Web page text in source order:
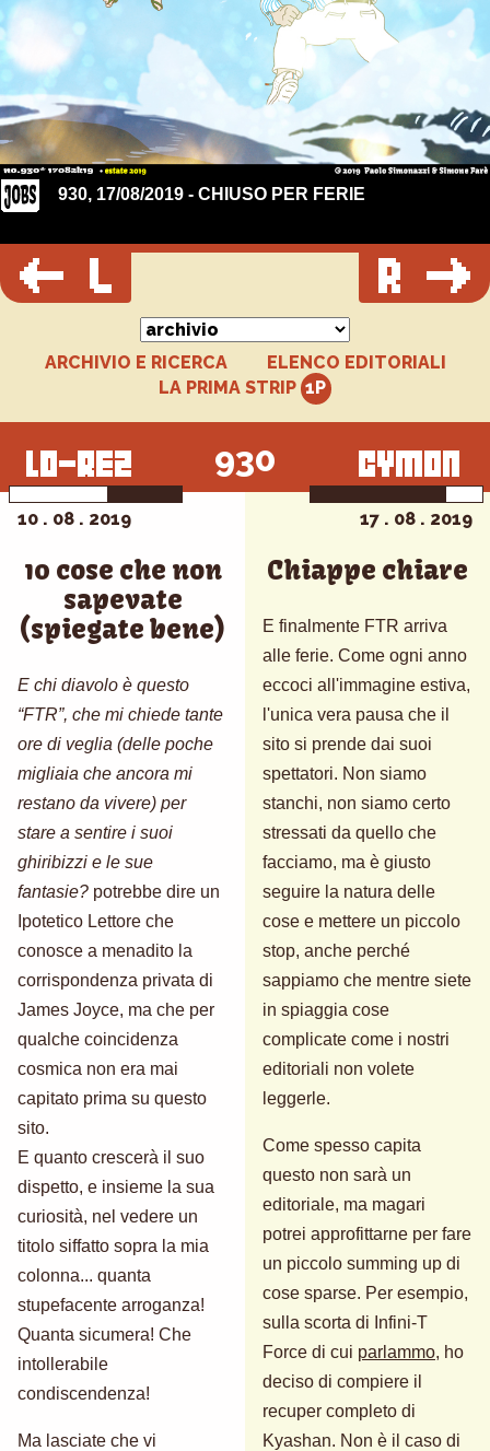
930, 17/08/2019 - CHIUSO PER FERIE
ARCHIVIO E RICERCA
ELENCO EDITORIALI
LA PRIMA STRIP
930
10 . 08 . 2019
10 cose che non
sapevate
(spiegate bene)
E chi diavolo è questo
“FTR”, che mi chiede tante
ore di veglia (delle poche
migliaia che ancora mi
restano da vivere) per
stare a sentire i suoi
ghiribizzi e le sue
fantasie? potrebbe dire un
Ipotetico Lettore che
conosce a menadito la
corrispondenza privata di
James Joyce, ma che per
qualche coincidenza
cosmica non era mai
capitato prima su questo
sito.
E quanto crescerà il suo
dispetto, e insieme la sua
curiosità, nel vedere un
titolo siffatto sopra la mia
colonna... quanta
stupefacente arroganza!
Quanta sicumera! Che
intollerabile
condiscendenza!
Ma lasciate che vi
17 . 08 . 2019
Chiappe chiare
E finalmente FTR arriva
alle ferie. Come ogni anno
eccoci all'immagine estiva,
l'unica vera pausa che il
sito si prende dai suoi
spettatori. Non siamo
stanchi, non siamo certo
stressati da quello che
facciamo, ma è giusto
seguire la natura delle
cose e mettere un piccolo
stop, anche perché
sappiamo che mentre siete
in spiaggia cose
complicate come i nostri
editoriali non volete
leggerle.
Come spesso capita
questo non sarà un
editoriale, ma magari
potrei approfittarne per fare
un piccolo summing up di
cose sparse. Per esempio,
sulla scorta di Infini-T
Force di cui parlammo, ho
deciso di compiere il
recuper completo di
Kyashan. Non è il caso di